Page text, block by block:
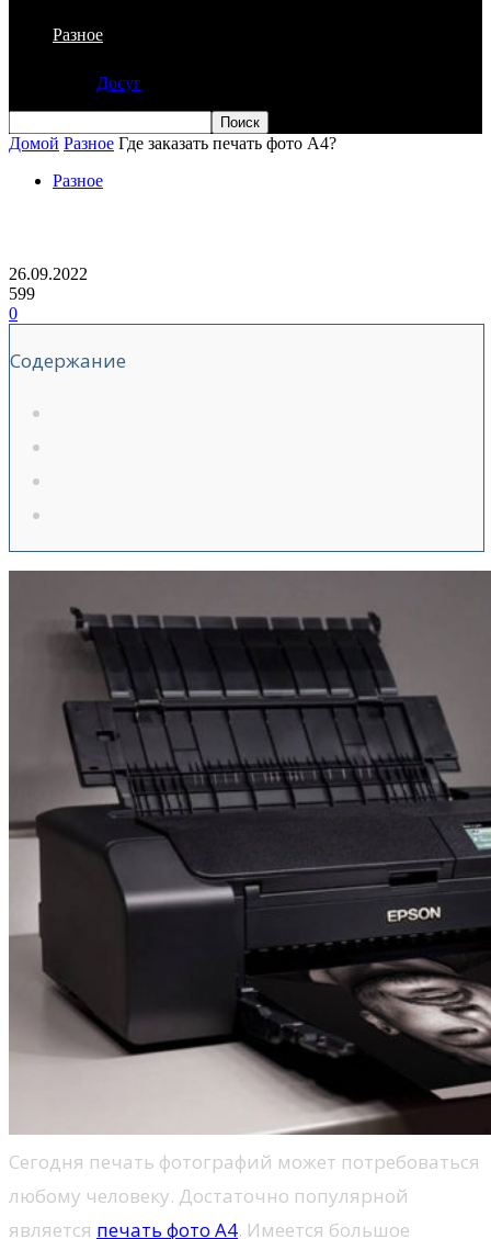
Разное
Досуг
Домой Разное Где заказать печать фото А4?
Разное
26.09.2022
599
0
Содержание
Сегодня печать фотографий может потребоваться
любому человеку. Достаточно популярной
является печать фото А4. Имеется большое